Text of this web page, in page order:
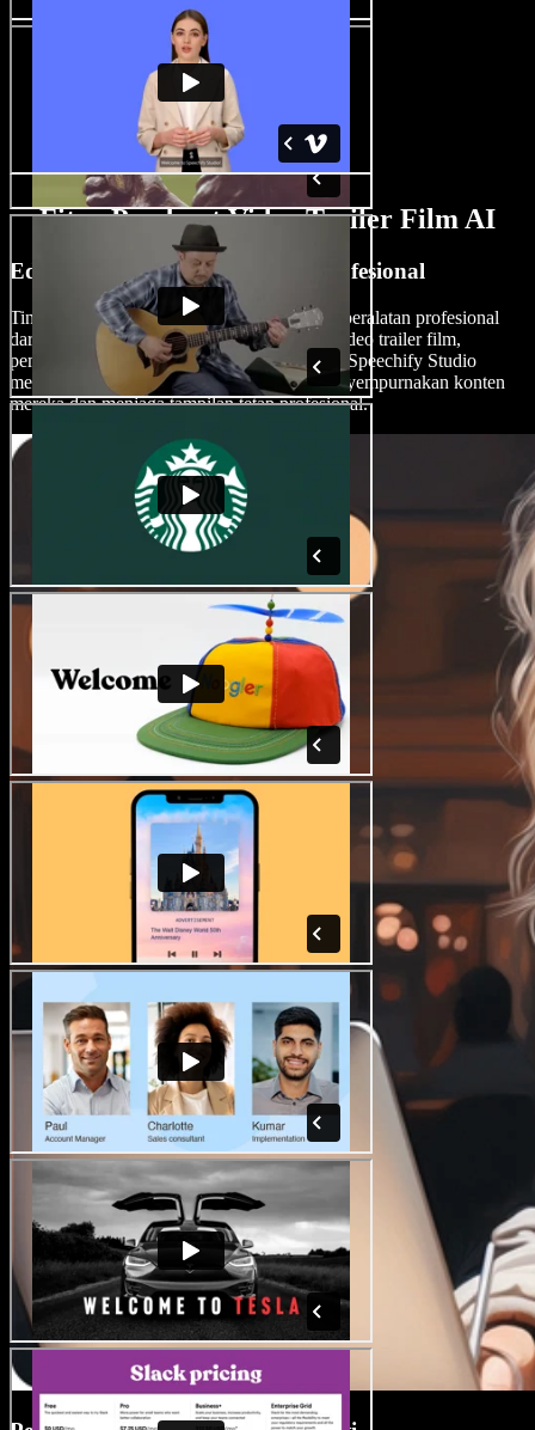
Fitur Pembuat Video Trailer Film AI
Edit Video Trailer Film Secara Profesional
Tingkatkan editing trailer film Anda dengan peralatan profesional
dari Speechify Studio. Mulai dari template video trailer film,
pemotongan presisi, hingga transisi canggih, Speechify Studio
memberi keleluasaan bagi kreator untuk menyempurnakan konten
mereka dan menjaga tampilan tetap profesional.